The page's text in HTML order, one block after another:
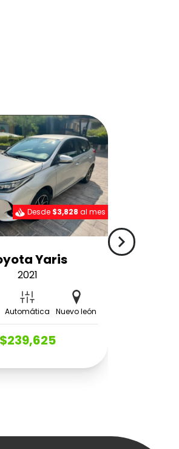
Desde $3,828 al mes
Yaris
2021
Automática Nuevo león
$239,625
navigate_next